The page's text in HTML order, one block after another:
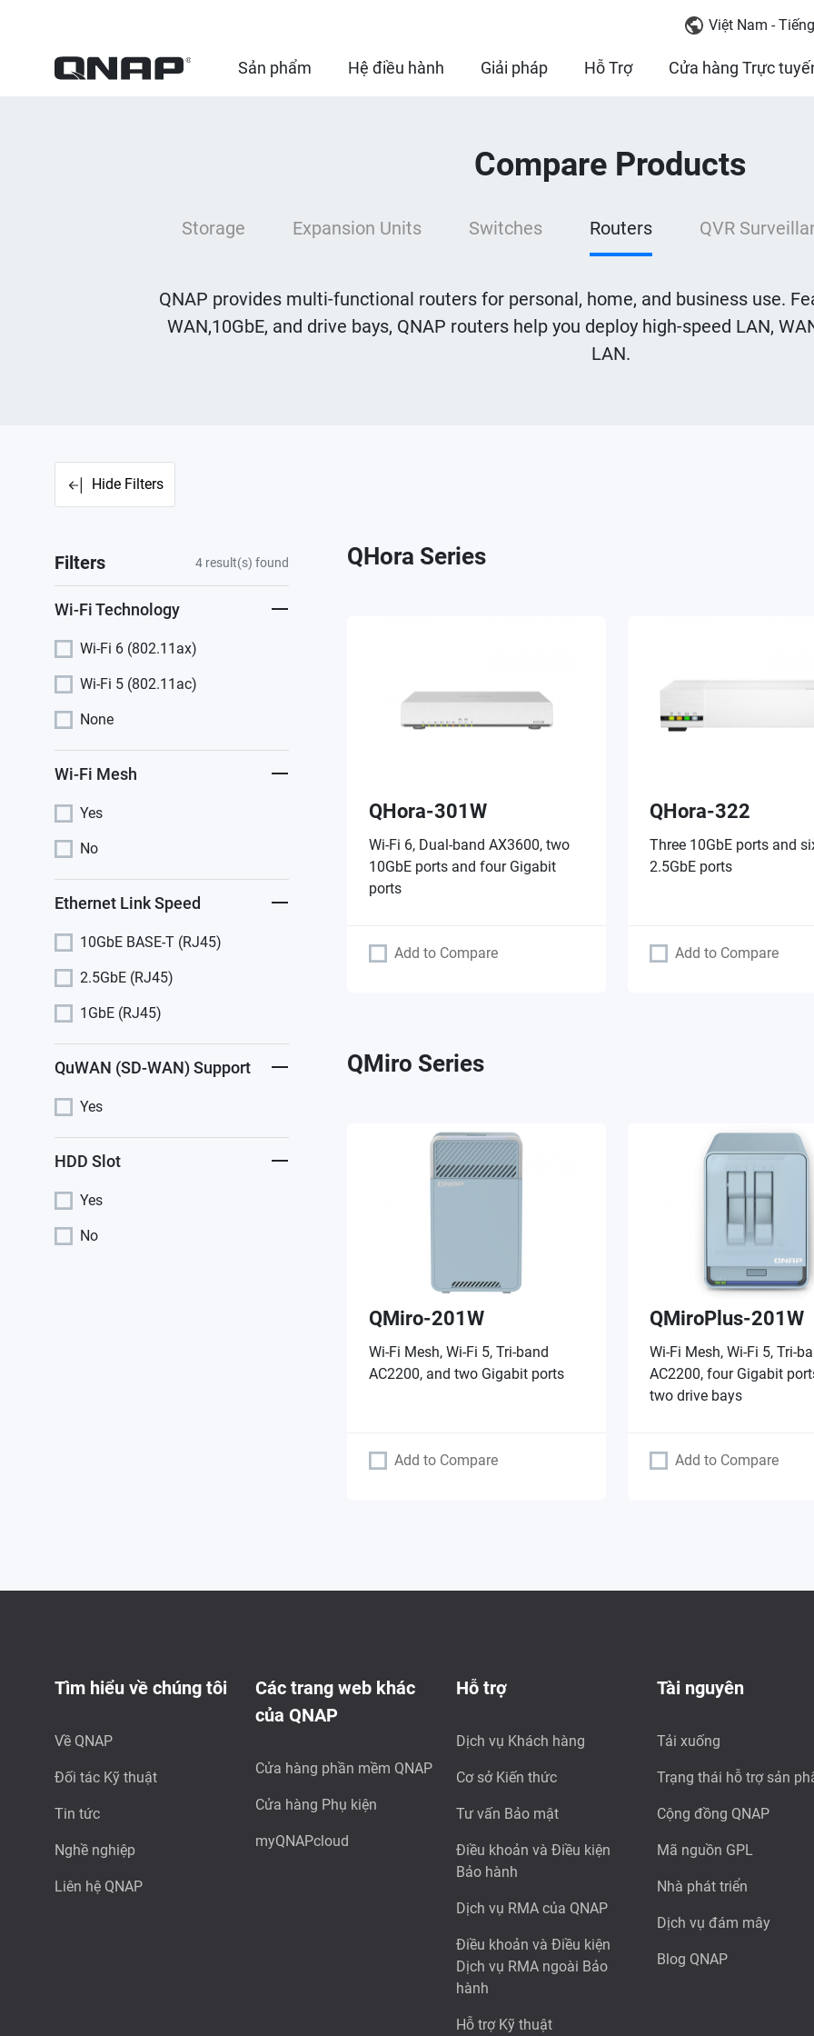
Việt Nam -
Sản phẩm Hệ điều hành Giải pháp Hỗ Trợ Cửa hàng Trực
Compare Products
Storage Expansion Units Switches Routers QVR
QNAP provides multi-functional routers for personal, home, and business use.
WAN,10GbE, and drive bays, QNAP routers help you deploy high-speed LAN,
LAN.
Hide Filters
Filters 4 result(s) found
Wi-Fi Technology
Wi-Fi 6 (802.11ax)
Wi-Fi 5 (802.11ac)
None
Wi-Fi Mesh
Yes
No
Ethernet Link Speed
10GbE BASE-T (RJ45)
2.5GbE (RJ45)
1GbE (RJ45)
QuWAN (SD-WAN) Support
Yes
HDD Slot
Yes
No
QHora Series
QHora-301W
Wi-Fi 6, Dual-band AX3600, two
10GbE ports and four Gigabit
ports
Add to Compare
QHora-322
Three 10GbE ports and
2.5GbE ports
Add to Compare
QMiro Series
QMiro-201W
Wi-Fi Mesh, Wi-Fi 5, Tri-band
AC2200, and two Gigabit ports
Add to Compare
QMiroPlus-201W
Wi-Fi Mesh, Wi-Fi 5, Tri-
AC2200, four Gigabit
two drive bays
Add to Compare
Tìm hiểu về chúng tôi
Về QNAP
Đối tác Kỹ thuật
Tin tức
Nghề nghiệp
Liên hệ QNAP
Các trang web khác
của QNAP
Cửa hàng phần mềm QNAP
Cửa hàng Phụ kiện
myQNAPcloud
Hỗ trợ
Dịch vụ Khách hàng
Cơ sở Kiến thức
Tư vấn Bảo mật
Điều khoản và Điều kiện
Bảo hành
Dịch vụ RMA của QNAP
Điều khoản và Điều kiện
Dịch vụ RMA ngoài Bảo
hành
Hỗ trợ Kỹ thuật
Tài nguyên
Tải xuống
Trạng thái hỗ trợ sản
Cộng đồng QNAP
Mã nguồn GPL
Nhà phát triển
Dịch vụ đám mây
Blog QNAP